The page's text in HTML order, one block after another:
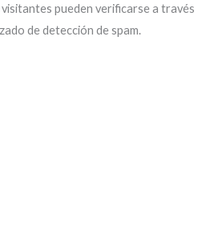
pueden verificarse a través
de detección de spam.